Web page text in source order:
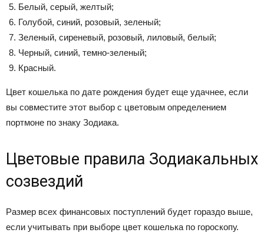
Белый, серый, желтый;
Голубой, синий, розовый, зеленый;
Зеленый, сиреневый, розовый, лиловый, белый;
Черный, синий, темно-зеленый;
Красный.
Цвет кошелька по дате рождения будет еще удачнее, если
вы совместите этот выбор с цветовым определением
портмоне по знаку Зодиака.
Цветовые правила Зодиакальных
созвездий
Размер всех финансовых поступлений будет гораздо выше,
если учитывать при выборе цвет кошелька по гороскопу.